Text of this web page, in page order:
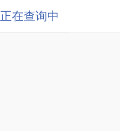
正在查询中